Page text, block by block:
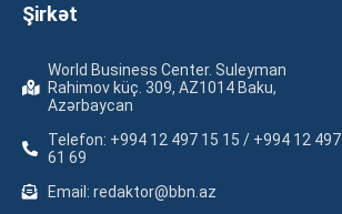
Şirkət
World Business Center. Suleyman
Rahimov küç. 309, AZ1014 Baku,
Azərbaycan
Telefon: +994 12 497 15 15 / +994 12 497
61 69
Email: redaktor@bbn.az